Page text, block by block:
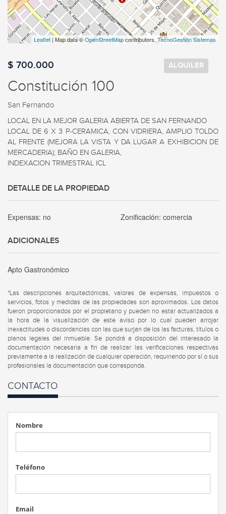
Leaflet | Map data ©OpenStreetMapcontributors, TecnoGestión Sistemas
$ 700.000 ALQUILER
Constitución 100
San Fernando
LOCAL EN LA MEJOR GALERIA ABIERTA DE SAN FERNANDO
LOCAL DE 6 X 3 P-CERAMICA, CON VIDRIERA, AMPLIO TOLDO
AL FRENTE (MEJORA LA VISTA Y DA LUGAR A EXHIBICION DE
MERCADERIA); BAÑO EN GALERIA,
INDEXACION TRIMESTRAL ICL
DETALLE DE LA PROPIEDAD
Expensas: no Zonificación: comercia
ADICIONALES
Apto Gastronómico
*Las descripciones arquitectónicas, valores de expensas, impuestos o
servicios, fotos y medidas de las propiedades son aproximados. Los datos
fueron proporcionados por el propietario y pueden no estar actualizados a
la hora de la visualización de este aviso por lo cual pueden arrojar
inexactitudes o discordancias con las que surjan de los las facturas, títulos o
planos legales del inmueble. Se pondrá a disposición del interesado la
documentación necesaria a fin de realizar las verificaciones respectivas
previamente a la realización de cualquier operación, requiriendo por sí o sus
profesionales la documentación que corresponda.
CONTACTO
Nombre
Teléfono
Email